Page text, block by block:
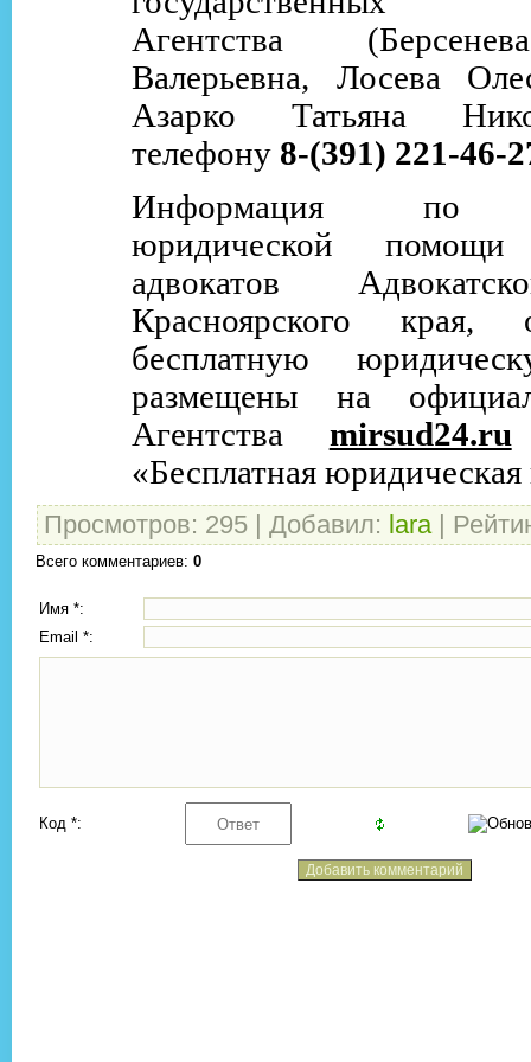
Агентства
Валерьевна, Лосева
Азарко Татьяна
телефону 8-(391) 221-46-
Информация по
юридической
адвокатов
Красноярского края,
бесплатную
размещены на
Агентства mirsud24.ru
«Бесплатная
Просмотров: 295 Добавил: lara
Всего комментариев: 0
Имя *:
Email *:
Код *: